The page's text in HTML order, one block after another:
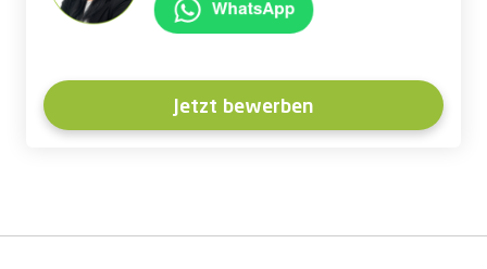
Jetzt bewerben